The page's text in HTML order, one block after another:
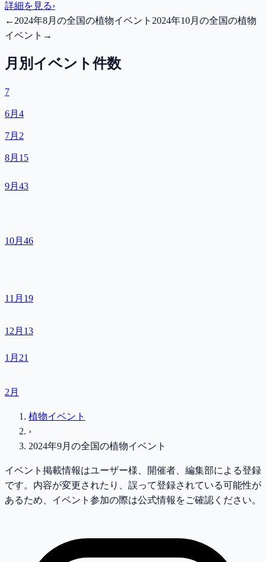
詳細を見る›
← 2024年8月の全国の植物イベント 2024年10月の全国の植物
イベント →
月別イベント件数
7
6月 4
7月 2
8月 15
9月 43
10月 46
11月 19
12月 13
1月 21
2月
植物イベント
›
2024年9月 の全国の植物イベント
イベント掲載情報はユーザー様、開催者、編集部による登録
です。内容が変更されたり、誤って登録されている可能性が
あるため、イベント参加の際は公式情報をご確認ください。